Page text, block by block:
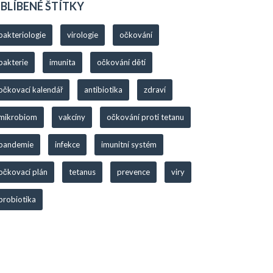
ŠTÍTKY
virologie očkování
imunita očkování dětí
kalendář antibiotika zdraví
vakcíny očkování proti tetanu
infekce imunitní systém
plán tetanus prevence viry